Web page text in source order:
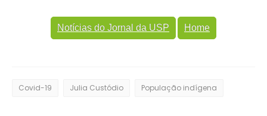
Notícias do Jornal da USP Home
Covid-19 Julia Custódio População indígena